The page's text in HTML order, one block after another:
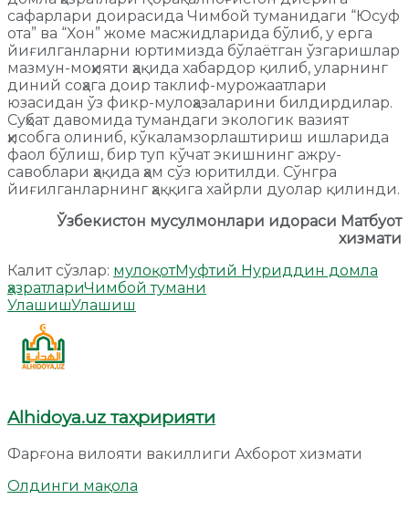
сафарлари доирасида Чимбой туманидаги “Юсуф
ота” ва “Хон” жоме масжидларида бўлиб, у ерга
йиғилганларни юртимизда бўлаётган ўзгаришлар
мазмун-моҳияти ҳақида хабардор қилиб, уларнинг
диний соҳага доир таклиф-мурожаатлари
юзасидан ўз фикр-мулоҳазаларини билдирдилар.
Суҳбат давомида тумандаги экологик вазият
ҳисобга олиниб, кўкаламзорлаштириш ишларида
фаол бўлиш, бир туп кўчат экишнинг ажру-
савоблари ҳақида ҳам сўз юритилди. Сўнгра
йиғилганларнинг ҳаққига хайрли дуолар қилинди.
Ўзбекистон мусулмонлари идораси Матбуот
хизмати
Калит сўзлар: мулоқотМуфтий Нуриддин домла
ҳазратлариЧимбой тумани
УлашишУлашиш
Alhidoya.uz таҳририяти
Фарғона вилояти вакиллиги Ахборот хизмати
Олдинги мақола